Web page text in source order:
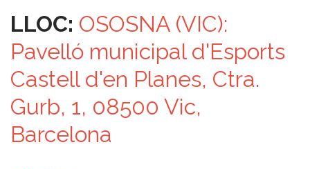
LLOC: OSOSNA (VIC):
Pavelló municipal d'Esports
Castell d'en Planes, Ctra.
Gurb, 1, 08500 Vic,
Barcelona